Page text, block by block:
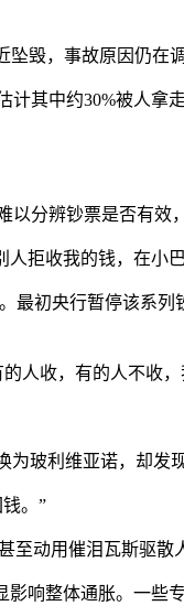
毁，事故原因仍在
其中约30%被人
分辨钞票是否有效
人拒收我的钱，在小
初央行暂停该系
人收，有的人不收
玻利维亚诺，却发
。”
动用催泪瓦斯驱
响整体通胀。一些